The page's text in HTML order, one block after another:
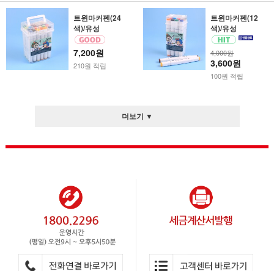
트윈마커펜(24
색)/유성
7,200원
210원 적립
트윈마커펜(12
색)/유성
4,000원
3,600원
100원 적립
더보기 ▼